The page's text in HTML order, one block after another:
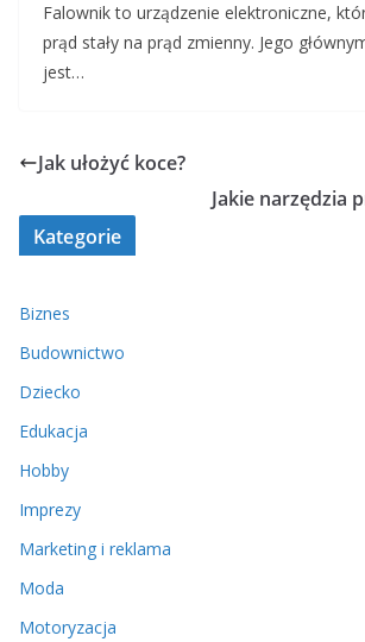
Falownik to urządzenie elektroniczne,
prąd stały na prąd zmienny. Jego
jest…
Jak ułożyć koce?
Jakie narzędzia
Kategorie
Biznes
Budownictwo
Dziecko
Edukacja
Hobby
Imprezy
Marketing i reklama
Moda
Motoryzacja